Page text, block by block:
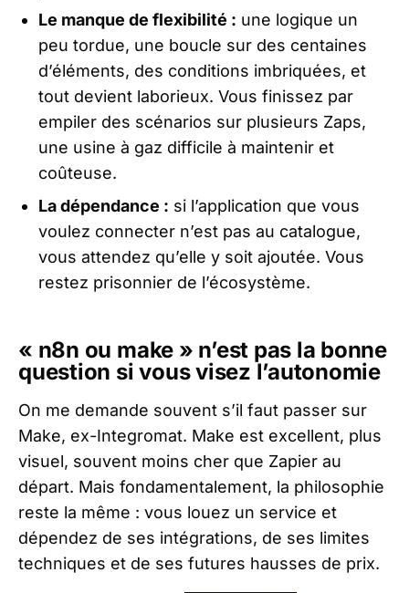
Le manque de flexibilité : une logique un
peu tordue, une boucle sur des centaines
d’éléments, des conditions imbriquées, et
tout devient laborieux. Vous finissez par
empiler des scénarios sur plusieurs Zaps,
une usine à gaz difficile à maintenir et
coûteuse.
La dépendance : si l’application que vous
voulez connecter n’est pas au catalogue,
vous attendez qu’elle y soit ajoutée. Vous
restez prisonnier de l’écosystème.
« n8n ou make » n’est pas la bonne
question si vous visez l’autonomie
On me demande souvent s’il faut passer sur
Make, ex-Integromat. Make est excellent, plus
visuel, souvent moins cher que Zapier au
départ. Mais fondamentalement, la philosophie
reste la même : vous louez un service et
dépendez de ses intégrations, de ses limites
techniques et de ses futures hausses de prix.